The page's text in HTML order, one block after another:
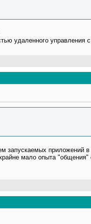
удаленного управления
запускаемых приложений
мало опыта "общения"